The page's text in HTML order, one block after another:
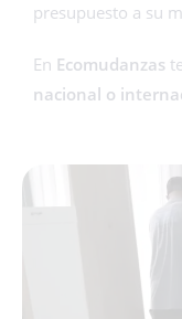
presupuesto a su
En Ecomudanzas
nacional o